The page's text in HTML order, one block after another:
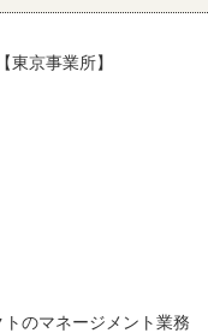
京事業所】
のマネージメント業務